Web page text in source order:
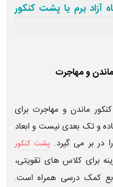
آزاد برم یا پشت کنکور
و مهاجرت
ماندن و مهاجرت برای
و تک بعدی نیست و ابعاد
در بر می گیرد. پشت کنکور
برای کلاس های تقویتی،
کمک درسی همراه است.